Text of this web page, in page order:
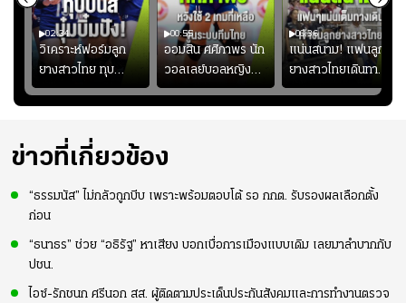
02:34
วิเคราะห์ฟอร์มลูก
ยางสาวไทย ทุบ
ฟิลิปปินส์ 3-0! "บุ๋ม
บิ๋ม" คืนสนามสุดปัง
ทีมชาติไทย
00:55
ออมสิน ศศิภาพร นัก
วอลเลย์บอลหญิงทีม
ชาติไทย หวังใช้ 2
เกมที่เหลือ ปรับจู
แชมป์เอเชีย
00:36
แน่นสนาม! แฟนลูก
ยางสาวไทยเดินทาง
เข้ามาเชียร์สาวไทย
อย่างคึกคัก เพื่อให้
ข่าวที่เกี่ยวข้อง
“ธรรมนัส” ไม่กลัวถูกบีบ เพราะพร้อมตอบโต้ รอ กกต. รับรองผลเลือกตั้ง
ก่อน
“ธนาธร” ช่วย “อธิรัฐ” หาเสียง บอกเบื่อการเมืองแบบเดิม เลยมาลำบากกับ
ปชน.
ไอซ์-รักชนก ศรีนอก สส. ผู้ติดตามประเด็นประกันสังคมและการทำงานตรวจ